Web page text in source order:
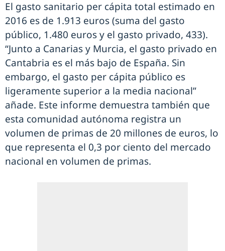
El gasto sanitario per cápita total estimado en
2016 es de 1.913 euros (suma del gasto
público, 1.480 euros y el gasto privado, 433).
“Junto a Canarias y Murcia, el gasto privado en
Cantabria es el más bajo de España. Sin
embargo, el gasto per cápita público es
ligeramente superior a la media nacional”
añade. Este informe demuestra también que
esta comunidad autónoma registra un
volumen de primas de 20 millones de euros, lo
que representa el 0,3 por ciento del mercado
nacional en volumen de primas.